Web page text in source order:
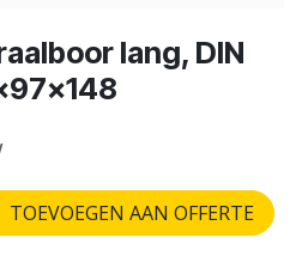
lang, DIN
TOEVOEGEN AAN OFFERTE